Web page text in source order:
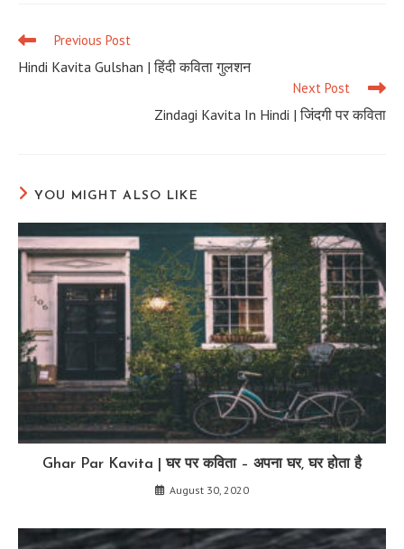
Read
articles
Previous Post
Hindi Kavita Gulshan | हिंदी कविता गुलशन
Next Post
Zindagi Kavita In Hindi | जिंदगी पर कविता
YOU MIGHT ALSO LIKE
Ghar Par Kavita | घर पर कविता – अपना घर, घर होता है
August 30, 2020